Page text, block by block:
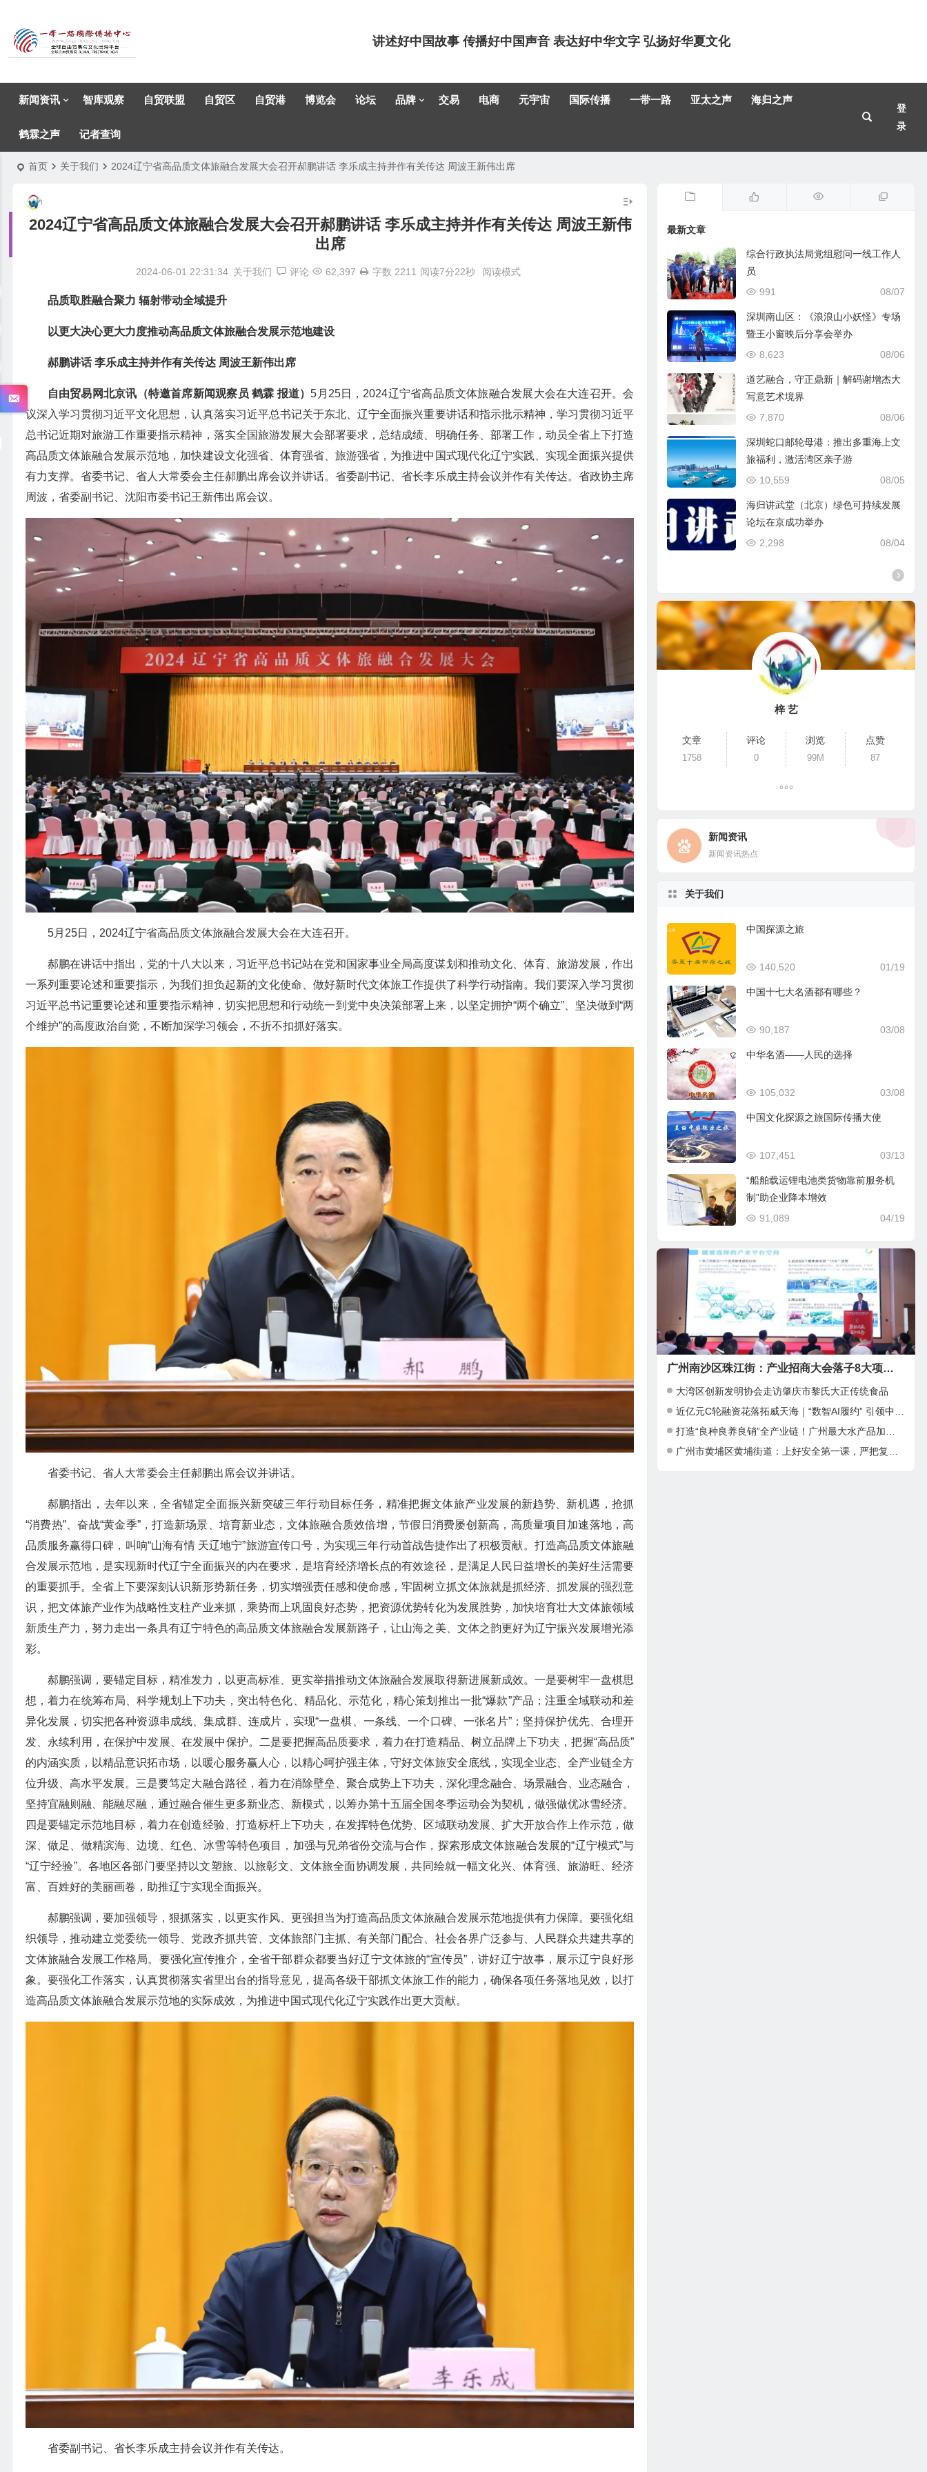
讲述好中国故事 传播好中国声音 表达好中华文字 弘扬好华夏文化
新闻资讯 智库观察 自贸联盟 自贸区 自贸港 博览会 论坛 品牌 交易 电商 元宇宙 国际传播 一带一路 亚太之声 海归之声
鹤霖之声 记者查询
登
录
首页 关于我们 2024辽宁省高品质文体旅融合发展大会召开郝鹏讲话 李乐成主持并作有关传达 周波王新伟出席
2024辽宁省高品质文体旅融合发展大会召开郝鹏讲话 李乐成主持并作有关传达 周波王新伟
出席
2024-06-01 22:31:34 关于我们 评论 62,397 字数 2211 阅读7分22秒 阅读模式
品质取胜融合聚力 辐射带动全域提升
以更大决心更大力度推动高品质文体旅融合发展示范地建设
郝鹏讲话 李乐成主持并作有关传达 周波王新伟出席
自由贸易网北京讯（特邀首席新闻观察员 鹤霖 报道）5月25日，2024辽宁省高品质文体旅融合发展大会在大连召开。会
议深入学习贯彻习近平文化思想，认真落实习近平总书记关于东北、辽宁全面振兴重要讲话和指示批示精神，学习贯彻习近平
总书记近期对旅游工作重要指示精神，落实全国旅游发展大会部署要求，总结成绩、明确任务、部署工作，动员全省上下打造
高品质文体旅融合发展示范地，加快建设文化强省、体育强省、旅游强省，为推进中国式现代化辽宁实践、实现全面振兴提供
有力支撑。省委书记、省人大常委会主任郝鹏出席会议并讲话。省委副书记、省长李乐成主持会议并作有关传达。省政协主席
周波，省委副书记、沈阳市委书记王新伟出席会议。
5月25日，2024辽宁省高品质文体旅融合发展大会在大连召开。
郝鹏在讲话中指出，党的十八大以来，习近平总书记站在党和国家事业全局高度谋划和推动文化、体育、旅游发展，作出
一系列重要论述和重要指示，为我们担负起新的文化使命、做好新时代文体旅工作提供了科学行动指南。我们要深入学习贯彻
习近平总书记重要论述和重要指示精神，切实把思想和行动统一到党中央决策部署上来，以坚定拥护“两个确立”、坚决做到“两
个维护”的高度政治自觉，不断加深学习领会，不折不扣抓好落实。
省委书记、省人大常委会主任郝鹏出席会议并讲话。
郝鹏指出，去年以来，全省锚定全面振兴新突破三年行动目标任务，精准把握文体旅产业发展的新趋势、新机遇，抢抓
“消费热”、奋战“黄金季”，打造新场景、培育新业态，文体旅融合质效倍增，节假日消费屡创新高，高质量项目加速落地，高
品质服务赢得口碑，叫响“山海有情 天辽地宁”旅游宣传口号，为实现三年行动首战告捷作出了积极贡献。打造高品质文体旅融
合发展示范地，是实现新时代辽宁全面振兴的内在要求，是培育经济增长点的有效途径，是满足人民日益增长的美好生活需要
的重要抓手。全省上下要深刻认识新形势新任务，切实增强责任感和使命感，牢固树立抓文体旅就是抓经济、抓发展的强烈意
识，把文体旅产业作为战略性支柱产业来抓，乘势而上巩固良好态势，把资源优势转化为发展胜势，加快培育壮大文体旅领域
新质生产力，努力走出一条具有辽宁特色的高品质文体旅融合发展新路子，让山海之美、文体之韵更好为辽宁振兴发展增光添
彩。
郝鹏强调，要锚定目标，精准发力，以更高标准、更实举措推动文体旅融合发展取得新进展新成效。一是要树牢一盘棋思
想，着力在统筹布局、科学规划上下功夫，突出特色化、精品化、示范化，精心策划推出一批“爆款”产品；注重全域联动和差
异化发展，切实把各种资源串成线、集成群、连成片，实现“一盘棋、一条线、一个口碑、一张名片”；坚持保护优先、合理开
发、永续利用，在保护中发展、在发展中保护。二是要把握高品质要求，着力在打造精品、树立品牌上下功夫，把握“高品质”
的内涵实质，以精品意识拓市场，以暖心服务赢人心，以精心呵护强主体，守好文体旅安全底线，实现全业态、全产业链全方
位升级、高水平发展。三是要笃定大融合路径，着力在消除壁垒、聚合成势上下功夫，深化理念融合、场景融合、业态融合，
坚持宜融则融、能融尽融，通过融合催生更多新业态、新模式，以筹办第十五届全国冬季运动会为契机，做强做优冰雪经济。
四是要锚定示范地目标，着力在创造经验、打造标杆上下功夫，在发挥特色优势、区域联动发展、扩大开放合作上作示范，做
深、做足、做精滨海、边境、红色、冰雪等特色项目，加强与兄弟省份交流与合作，探索形成文体旅融合发展的“辽宁模式”与
“辽宁经验”。各地区各部门要坚持以文塑旅、以旅彰文、文体旅全面协调发展，共同绘就一幅文化兴、体育强、旅游旺、经济
富、百姓好的美丽画卷，助推辽宁实现全面振兴。
郝鹏强调，要加强领导，狠抓落实，以更实作风、更强担当为打造高品质文体旅融合发展示范地提供有力保障。要强化组
织领导，推动建立党委统一领导、党政齐抓共管、文体旅部门主抓、有关部门配合、社会各界广泛参与、人民群众共建共享的
文体旅融合发展工作格局。要强化宣传推介，全省干部群众都要当好辽宁文体旅的“宣传员”，讲好辽宁故事，展示辽宁良好形
象。要强化工作落实，认真贯彻落实省里出台的指导意见，提高各级干部抓文体旅工作的能力，确保各项任务落地见效，以打
造高品质文体旅融合发展示范地的实际成效，为推进中国式现代化辽宁实践作出更大贡献。
省委副书记、省长李乐成主持会议并作有关传达。
最新文章
综合行政执法局党组慰问一线工作人
员
08/07
991
深圳南山区：《浪浪山小妖怪》专场
暨王小窗映后分享会举办
08/06
8,623
道艺融合，守正鼎新｜解码谢增杰大
写意艺术境界
08/06
7,870
深圳蛇口邮轮母港：推出多重海上文
旅福利，激活湾区亲子游
08/05
10,559
海归讲武堂（北京）绿色可持续发展
论坛在京成功举办
08/04
2,298
梓 艺
文章
1758
评论
0
浏览
99M
点赞
87
新闻资讯
新闻资讯热点
关于我们
中国探源之旅
01/19
140,520
中国十七大名酒都有哪些？
03/08
90,187
中华名酒——人民的选择
03/08
105,032
中国文化探源之旅国际传播大使
03/13
107,451
“船舶载运锂电池类货物靠前服务机
制”助企业降本增效
04/19
91,089
广州南沙区珠江街：产业招商大会落子8大项目，邀湾区客商抢占“南沙站”红利
大湾区创新发明协会走访肇庆市黎氏大正传统食品
近亿元C轮融资花落拓威天海｜“数智AI履约” 引领中大件出海新基建
打造“良种良养良销”全产业链！广州最大水产品加工项目在南沙正式投产
广州市黄埔区黄埔街道：上好安全第一课，严把复工复产安全关